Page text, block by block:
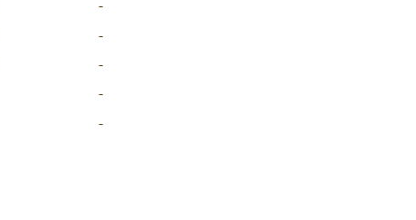
-
-
-
-
-